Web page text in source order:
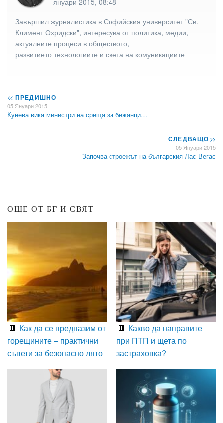
Завършил журналистика в Софийския университет "Св.
Климент Охридски", интересува от политика, медии,
актуалните процеси в обществото,
развитието технологиите и света на комуникациите
<< ПРЕДИШНО
05 Януари 2015
Кунева вика министри на среща за бежанци…
СЛЕДВАЩО>>
05 Януари 2015
Започва строежът на българския Лас Вегас
ОЩЕ ОТ БГ И СВЯТ
Как да се предпазим от
горещините – практични
съвети за безопасно лято
Какво да направите
при ПТП и щета по
застраховка?